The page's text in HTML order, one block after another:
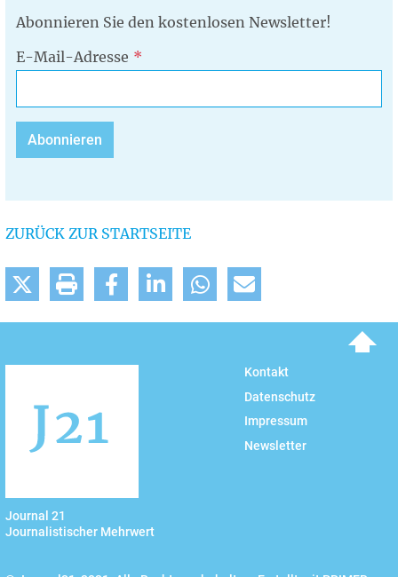
Abonnieren Sie den kostenlosen Newsletter!
E-Mail-Adresse
ZURÜCK ZUR STARTSEITE
Journal 21
Journalistischer Mehrwert
Kontakt
Datenschutz
Impressum
Newsletter